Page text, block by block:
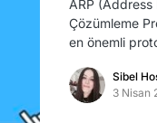
ARP
Çözümleme
en önemli
Sibel
3 Nisan